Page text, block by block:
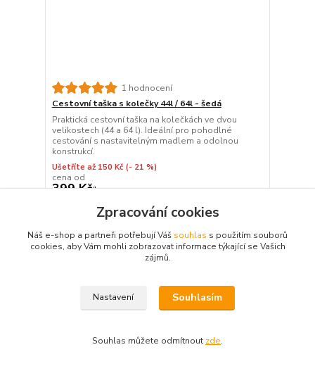
1 hodnocení
Cestovní taška s kolečky 44l / 64l - šedá
Praktická cestovní taška na kolečkách ve dvou
velikostech (44 a 64 l). Ideální pro pohodlné
cestování s nastavitelným madlem a odolnou
konstrukcí.
Ušetříte až 150 Kč (- 21 %)
cena od
399 Kč/ks
bez DPH Skladem 9 ks
Zvolit variantu
Zpracování cookies
Náš e-shop a partneři potřebují Váš souhlas s použitím souborů
cookies, aby Vám mohli zobrazovat informace týkající se Vašich
zájmů.
Nastavení Souhlasím
Souhlas můžete odmítnout zde.